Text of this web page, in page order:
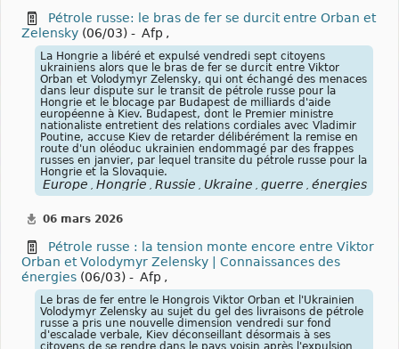
Pétrole russe: le bras de fer se durcit entre Orban et
Zelensky (06/03) - Afp ,
La Hongrie a libéré et expulsé vendredi sept citoyens
ukrainiens alors que le bras de fer se durcit entre Viktor
Orban et Volodymyr Zelensky, qui ont échangé des menaces
dans leur dispute sur le transit de pétrole russe pour la
Hongrie et le blocage par Budapest de milliards d'aide
européenne à Kiev. Budapest, dont le Premier ministre
nationaliste entretient des relations cordiales avec Vladimir
Poutine, accuse Kiev de retarder délibérément la remise en
route d'un oléoduc ukrainien endommagé par des frappes
russes en janvier, par lequel transite du pétrole russe pour la
Hongrie et la Slovaquie.
Europe , Hongrie , Russie , Ukraine , guerre , énergies
06 mars 2026
Pétrole russe : la tension monte encore entre Viktor
Orban et Volodymyr Zelensky | Connaissances des
énergies (06/03) - Afp ,
Le bras de fer entre le Hongrois Viktor Orban et l'Ukrainien
Volodymyr Zelensky au sujet du gel des livraisons de pétrole
russe a pris une nouvelle dimension vendredi sur fond
d'escalade verbale, Kiev déconseillant désormais à ses
citoyens de se rendre dans le pays voisin après l'expulsion